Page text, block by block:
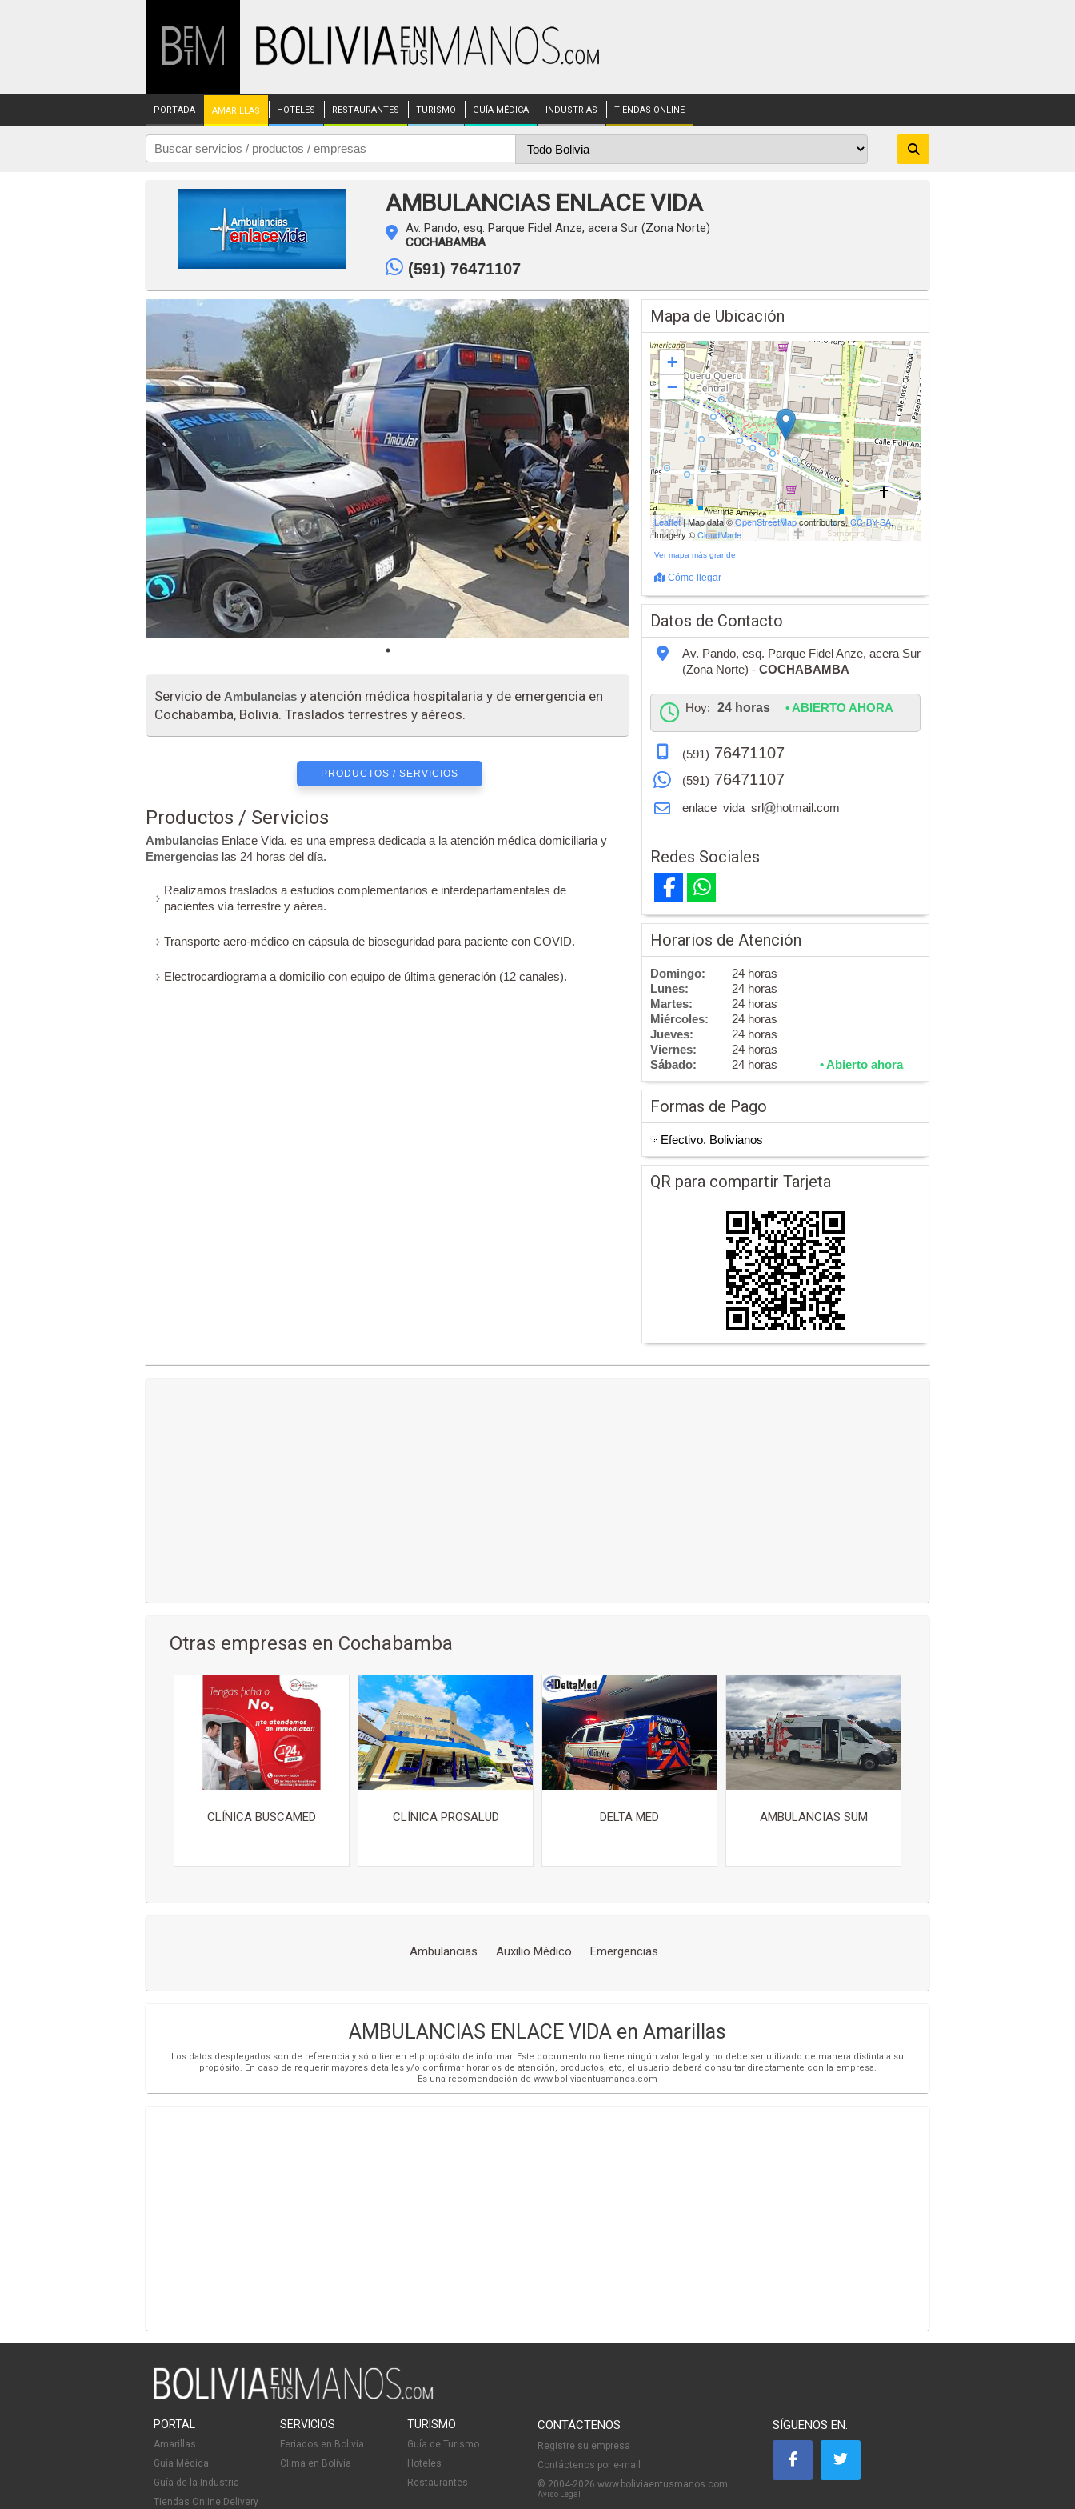
PORTADA AMARILLAS HOTELES RESTAURANTES TURISMO GUÍA MÉDICA INDUSTRIAS TIENDAS ONLINE
AMBULANCIAS ENLACE VIDA
Av. Pando, esq. Parque Fidel Anze, acera Sur (Zona Norte)
COCHABAMBA
(591) 76471107
Servicio de Ambulancias y atención médica hospitalaria y de emergencia en
Cochabamba, Bolivia. Traslados terrestres y aéreos.
PRODUCTOS / SERVICIOS
Productos / Servicios
Ambulancias Enlace Vida, es una empresa dedicada a la atención médica domiciliaria y
Emergencias las 24 horas del día.
Realizamos traslados a estudios complementarios e interdepartamentales de
pacientes vía terrestre y aérea.
Transporte aero-médico en cápsula de bioseguridad para paciente con COVID.
Electrocardiograma a domicilio con equipo de última generación (12 canales).
Mapa de Ubicación
+
−
200 m
500 ft
Leaflet| Map data ©OpenStreetMapcontributors,CC-BY-SA,
Imagery ©CloudMade
Ver mapa más grande
Cómo llegar
Datos de Contacto
Av. Pando, esq. Parque Fidel Anze, acera Sur
(Zona Norte) - COCHABAMBA
Hoy: 24 horas • ABIERTO AHORA
(591) 76471107
(591) 76471107
enlace_vida_srl hotmail.com
Redes Sociales
Horarios de Atención
Domingo:
24 horas
Lunes:
24 horas
Martes:
24 horas
Miércoles:
24 horas
Jueves:
24 horas
Viernes:
24 horas
Sábado:
24 horas • Abierto ahora
Formas de Pago
Efectivo. Bolivianos
QR para compartir Tarjeta
Otras empresas en Cochabamba
CLÍNICA BUSCAMED CLÍNICA PROSALUD DELTA MED AMBULANCIAS SUM
Ambulancias Auxilio Médico Emergencias
AMBULANCIAS ENLACE VIDA en Amarillas
Los datos desplegados son de referencia y sólo tienen el propósito de informar. Este documento no tiene ningún valor legal y no debe ser utilizado de manera distinta a su
propósito. En caso de requerir mayores detalles y/o confirmar horarios de atención, productos, etc, el usuario deberá consultar directamente con la empresa.
Es una recomendación de www.boliviaentusmanos.com
PORTAL
Amarillas
Guía Médica
Guía de la Industria
Tiendas Online Delivery
SERVICIOS
Feriados en Bolivia
Clima en Bolivia
TURISMO
Guía de Turismo
Hoteles
Restaurantes
CONTÁCTENOS
Registre su empresa
Contáctenos por e-mail
© 2004-2026 www.boliviaentusmanos.com
Aviso Legal
SÍGUENOS EN: